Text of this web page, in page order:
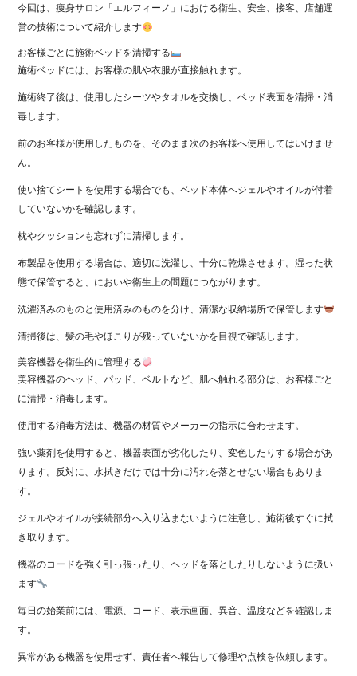
今回は、痩身サロン「エルフィーノ」における衛生、安全、接客、店舗運
営の技術について紹介します
お客様ごとに施術ベッドを清掃する
施術ベッドには、お客様の肌や衣服が直接触れます。
施術終了後は、使用したシーツやタオルを交換し、ベッド表面を清掃・消
毒します。
前のお客様が使用したものを、そのまま次のお客様へ使用してはいけませ
ん。
使い捨てシートを使用する場合でも、ベッド本体へジェルやオイルが付着
していないかを確認します。
枕やクッションも忘れずに清掃します。
布製品を使用する場合は、適切に洗濯し、十分に乾燥させます。湿った状
態で保管すると、においや衛生上の問題につながります。
洗濯済みのものと使用済みのものを分け、清潔な収納場所で保管します
清掃後は、髪の毛やほこりが残っていないかを目視で確認します。
美容機器を衛生的に管理する
美容機器のヘッド、パッド、ベルトなど、肌へ触れる部分は、お客様ごと
に清掃・消毒します。
使用する消毒方法は、機器の材質やメーカーの指示に合わせます。
強い薬剤を使用すると、機器表面が劣化したり、変色したりする場合があ
ります。反対に、水拭きだけでは十分に汚れを落とせない場合もありま
す。
ジェルやオイルが接続部分へ入り込まないように注意し、施術後すぐに拭
き取ります。
機器のコードを強く引っ張ったり、ヘッドを落としたりしないように扱い
ます
毎日の始業前には、電源、コード、表示画面、異音、温度などを確認しま
す。
異常がある機器を使用せず、責任者へ報告して修理や点検を依頼します。